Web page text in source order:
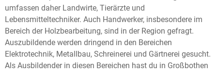
umfassen daher Landwirte, Tierärzte und
Lebensmitteltechniker. Auch Handwerker, insbesondere im
Bereich der Holzbearbeitung, sind in der Region gefragt.
Auszubildende werden dringend in den Bereichen
Elektrotechnik, Metallbau, Schreinerei und Gärtnerei gesucht.
Als Ausbildender in diesen Bereichen hast du in Großbothen